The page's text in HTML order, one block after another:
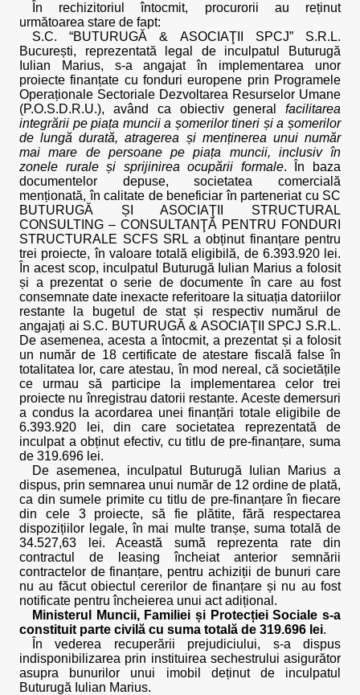
În rechizitoriul întocmit, procurorii au reținut
următoarea stare de fapt:
S.C. “BUTURUGĂ & ASOCIAŢII SPCJ” S.R.L.
București, reprezentată legal de inculpatul Buturugă
Iulian Marius, s-a angajat în implementarea unor
proiecte finanțate cu fonduri europene prin Programele
Operaționale Sectoriale Dezvoltarea Resurselor Umane
(P.O.S.D.R.U.), având ca obiectiv general facilitarea
integrării pe piața muncii a șomerilor tineri și a șomerilor
de lungă durată, atragerea și menținerea unui număr
mai mare de persoane pe piața muncii, inclusiv în
zonele rurale și sprijinirea ocupării formale. În baza
documentelor depuse, societatea comercială
menționată, în calitate de beneficiar în parteneriat cu SC
BUTURUGĂ ȘI ASOCIAŢII STRUCTURAL
CONSULTING – CONSULTANŢĂ PENTRU FONDURI
STRUCTURALE SCFS SRL a obținut finanțare pentru
trei proiecte, în valoare totală eligibilă, de 6.393.920 lei.
În acest scop, inculpatul Buturugă Iulian Marius a folosit
și a prezentat o serie de documente în care au fost
consemnate date inexacte referitoare la situația datoriilor
restante la bugetul de stat și respectiv numărul de
angajați ai S.C. BUTURUGĂ & ASOCIAŢII SPCJ S.R.L.
De asemenea, acesta a întocmit, a prezentat și a folosit
un număr de 18 certificate de atestare fiscală false în
totalitatea lor, care atestau, în mod nereal, că societățile
ce urmau să participe la implementarea celor trei
proiecte nu înregistrau datorii restante. Aceste demersuri
a condus la acordarea unei finanțări totale eligibile de
6.393.920 lei, din care societatea reprezentată de
inculpat a obținut efectiv, cu titlu de pre-finanțare, suma
de 319.696 lei.
De asemenea, inculpatul Buturugă Iulian Marius a
dispus, prin semnarea unui număr de 12 ordine de plată,
ca din sumele primite cu titlu de pre-finanțare în fiecare
din cele 3 proiecte, să fie plătite, fără respectarea
dispozițiilor legale, în mai multe tranșe, suma totală de
34.527,63 lei. Această sumă reprezenta rate din
contractul de leasing încheiat anterior semnării
contractelor de finanțare, pentru achiziții de bunuri care
nu au făcut obiectul cererilor de finanțare și nu au fost
notificate pentru încheierea unui act adițional.
Ministerul Muncii, Familiei și Protecției Sociale s-a
constituit parte civilă cu suma totală de 319.696 lei.
În vederea recuperării prejudiciului, s-a dispus
indisponibilizarea prin instituirea sechestrului asigurător
asupra bunurilor unui imobil deținut de inculpatul
Buturugă Iulian Marius.